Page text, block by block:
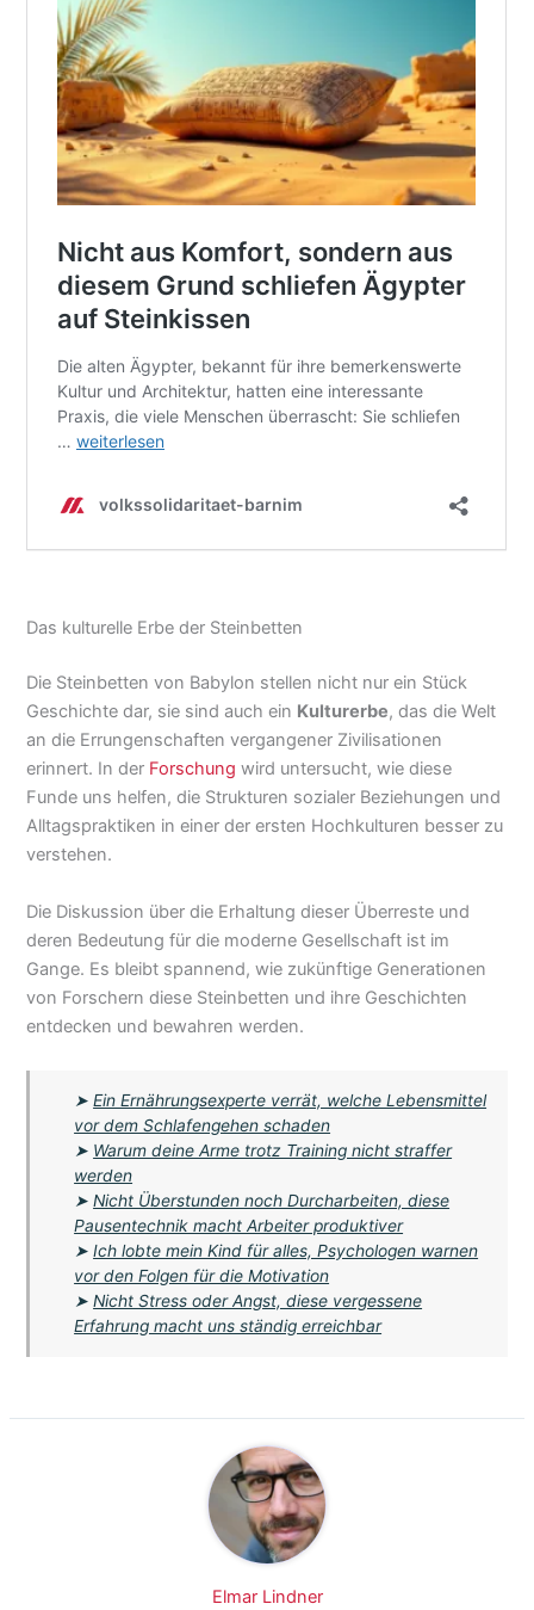
Das kulturelle Erbe der Steinbetten
Die Steinbetten von Babylon stellen nicht nur ein Stück
Geschichte dar, sie sind auch ein Kulturerbe, das die Welt
an die Errungenschaften vergangener Zivilisationen
erinnert. In der Forschung wird untersucht, wie diese
Funde uns helfen, die Strukturen sozialer Beziehungen und
Alltagspraktiken in einer der ersten Hochkulturen besser zu
verstehen.
Die Diskussion über die Erhaltung dieser Überreste und
deren Bedeutung für die moderne Gesellschaft ist im
Gange. Es bleibt spannend, wie zukünftige Generationen
von Forschern diese Steinbetten und ihre Geschichten
entdecken und bewahren werden.
➤Ein Ernährungsexperte verrät, welche Lebensmittel
vor dem Schlafengehen schaden
➤ Warum deine Arme trotz Training nicht straffer
werden
➤Nicht Überstunden noch Durcharbeiten, diese
Pausentechnik macht Arbeiter produktiver
➤Ich lobte mein Kind für alles, Psychologen warnen
vor den Folgen für die Motivation
➤Nicht Stress oder Angst, diese vergessene
Erfahrung macht uns ständig erreichbar
Elmar Lindner